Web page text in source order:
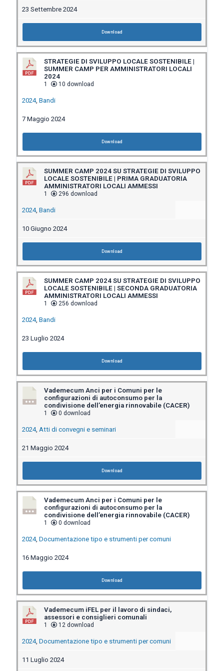
23 Settembre 2024
Download
STRATEGIE DI SVILUPPO LOCALE SOSTENIBILE |
SUMMER CAMP PER AMMINISTRATORI LOCALI
2024
1 10 download
2024, Bandi
7 Maggio 2024
Download
SUMMER CAMP 2024 SU STRATEGIE DI SVILUPPO
LOCALE SOSTENIBILE | PRIMA GRADUATORIA
AMMINISTRATORI LOCALI AMMESSI
1 296 download
2024, Bandi
10 Giugno 2024
Download
SUMMER CAMP 2024 SU STRATEGIE DI SVILUPPO
LOCALE SOSTENIBILE | SECONDA GRADUATORIA
AMMINISTRATORI LOCALI AMMESSI
1 256 download
2024, Bandi
23 Luglio 2024
Download
Vademecum Anci per i Comuni per le
configurazioni di autoconsumo per la
condivisione dell’energia rinnovabile (CACER)
1 0 download
2024, Atti di convegni e seminari
21 Maggio 2024
Download
Vademecum Anci per i Comuni per le
configurazioni di autoconsumo per la
condivisione dell’energia rinnovabile (CACER)
1 0 download
2024, Documentazione tipo e strumenti per comuni
16 Maggio 2024
Download
Vademecum iFEL per il lavoro di sindaci,
assessori e consiglieri comunali
1 12 download
2024, Documentazione tipo e strumenti per comuni
11 Luglio 2024